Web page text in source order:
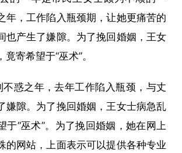
年，工作陷入瓶颈期，让她更痛苦的
也产生了嫌隙。为了挽回婚姻，王女
寄希望于“巫术”。
不惑之年，去年工作陷入瓶颈，与丈
嫌隙。为了挽回婚姻，王女士病急乱
于“巫术”。为了挽回婚姻，她在网上
的网站，上面表示可以提供各种专业